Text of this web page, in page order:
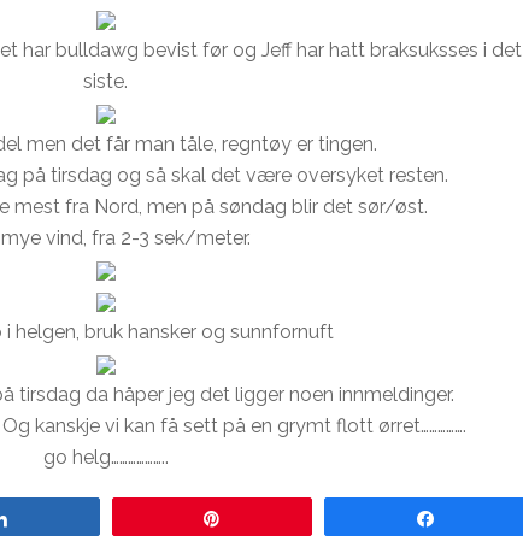
har bulldawg bevist før og Jeff har hatt braksuksses i det
siste.
men det får man tåle, regntøy er tingen.
på tirsdag og så skal det være oversyket resten.
mest fra Nord, men på søndag blir det sør/øst.
mye vind, fra 2-3 sek/meter.
i helgen, bruk hansker og sunnfornuft
tirsdag da håper jeg det ligger noen innmeldinger.
kanskje vi kan få sett på en grymt flott ørret…………….
go helg………………..